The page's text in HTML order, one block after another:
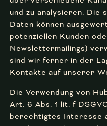
und zu analysieren. Die
Daten können
potenziellen Kunden
Newslettermailings)
sind wir ferner in der
Kontakte auf unserer
Die Verwendung von
Art. 6 Abs. 1 lit. f
berechtigtes Interesse